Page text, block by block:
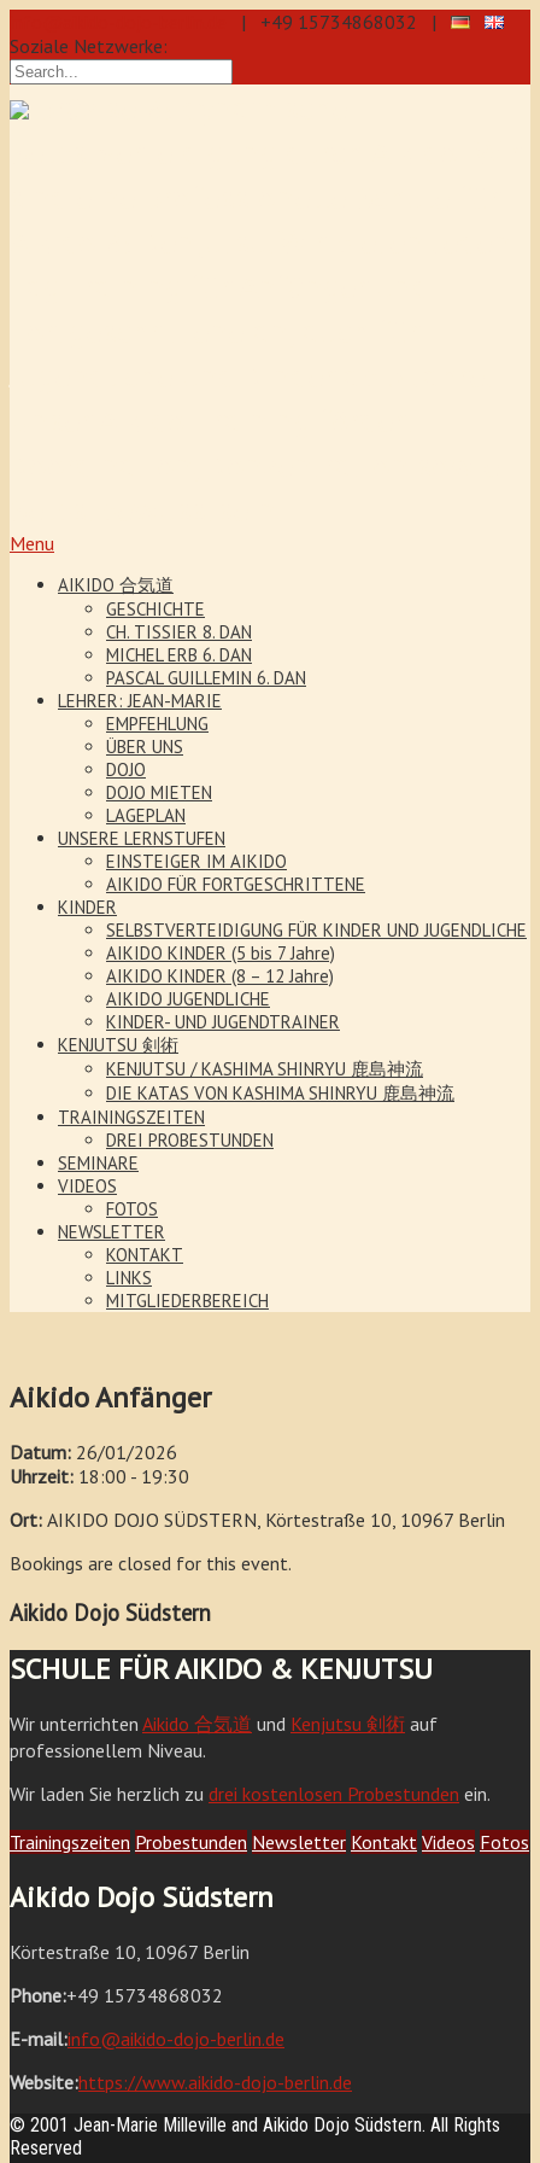
| +49 15734868032 |
Soziale Netzwerke:
Menu
AIKIDO 合気道
GESCHICHTE
CH. TISSIER 8. DAN
MICHEL ERB 6. DAN
PASCAL GUILLEMIN 6. DAN
LEHRER: JEAN-MARIE
EMPFEHLUNG
ÜBER UNS
DOJO
DOJO MIETEN
LAGEPLAN
UNSERE LERNSTUFEN
EINSTEIGER IM AIKIDO
AIKIDO FÜR FORTGESCHRITTENE
KINDER
SELBSTVERTEIDIGUNG FÜR KINDER UND JUGENDLICHE
AIKIDO KINDER (5 bis 7 Jahre)
AIKIDO KINDER (8 – 12 Jahre)
AIKIDO JUGENDLICHE
KINDER- UND JUGENDTRAINER
KENJUTSU 剣術
KENJUTSU / KASHIMA SHINRYU 鹿島神流
DIE KATAS VON KASHIMA SHINRYU 鹿島神流
TRAININGSZEITEN
DREI PROBESTUNDEN
SEMINARE
VIDEOS
FOTOS
NEWSLETTER
KONTAKT
LINKS
MITGLIEDERBEREICH
Aikido Anfänger
Datum: 26/01/2026
Uhrzeit: 18:00 - 19:30
Ort: AIKIDO DOJO SÜDSTERN, Körtestraße 10, 10967 Berlin
Bookings are closed for this event.
Aikido Dojo Südstern
SCHULE FÜR AIKIDO & KENJUTSU
Wir unterrichten Aikido 合気道 und Kenjutsu 剣術 auf
professionellem Niveau.
Wir laden Sie herzlich zu drei kostenlosen Probestunden ein.
Trainingszeiten Probestunden Newsletter Kontakt Videos Fotos
Aikido Dojo Südstern
Körtestraße 10, 10967 Berlin
Phone:+49 15734868032
E-mail:info@aikido-dojo-berlin.de
Website:https://www.aikido-dojo-berlin.de
© 2001 Jean-Marie Milleville and Aikido Dojo Südstern. All Rights
Reserved